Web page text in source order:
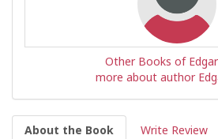
Other Books of
more about author
About the Book Write Review